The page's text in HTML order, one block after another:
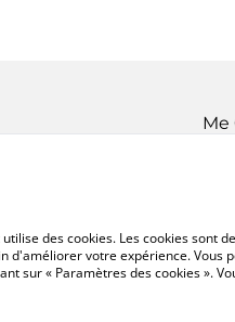
Me
Création
des cookies. Les cookies sont
d'améliorer votre expérience. Vous
sur « Paramètres des cookies ».